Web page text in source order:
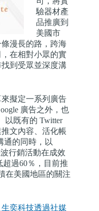
驗器材產
品推廣到
美國市
漫長的路，跨海
在相對小眾的實
到受眾並深度溝
擬定一系列廣告
廣告之外，也
以既有的 Twitter
文內容、活化帳
通的同時，以
行銷活動在成效
超過60％，目前推
在美國地區的關注
奕科技透過社媒